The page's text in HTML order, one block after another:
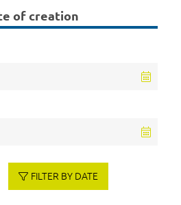
of creation
FILTER BY DATE